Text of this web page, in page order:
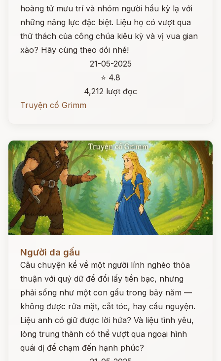
hoàng tử mưu trí và nhóm người hầu kỳ lạ với
những năng lực đặc biệt. Liệu họ có vượt qua
thử thách của công chúa kiêu kỳ và vị vua gian
xảo? Hãy cùng theo dói nhé!
21-05-2025
⭐ 4.8
4,212 lượt đọc
Truyện cổ Grimm
Người da gấu
Câu chuyện kể về một người lính nghèo thỏa
thuận với quỷ dữ để đổi lấy tiền bạc, nhưng
phải sống như một con gấu trong bảy năm —
không được rửa mặt, cắt tóc, hay cầu nguyện.
Liệu anh có giữ được lời hứa? Và liệu tình yêu,
lòng trung thành có thể vượt qua ngoại hình
quái dị để chạm đến hạnh phúc?